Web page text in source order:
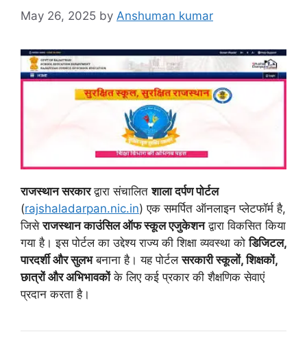
May 26, 2025 by Anshuman kumar
राजस्थान सरकारद्वारा संचालितशाला दर्पण पोर्टल
(rajshaladarpan.nic.in) एक समर्पित ऑनलाइन प्लेटफॉर्म है,
जिसेराजस्थान काउंसिल ऑफ स्कूल एजुकेशनद्वारा विकसित किया
गया है। इस पोर्टल का उद्देश्य राज्य की शिक्षा व्यवस्था कोडिजिटल,
पारदर्शी और सुलभबनाना है। यह पोर्टलसरकारी स्कूलों, शिक्षकों,
छात्रों और अभिभावकोंके लिए कई प्रकार की शैक्षणिक सेवाएं
प्रदान करता है।